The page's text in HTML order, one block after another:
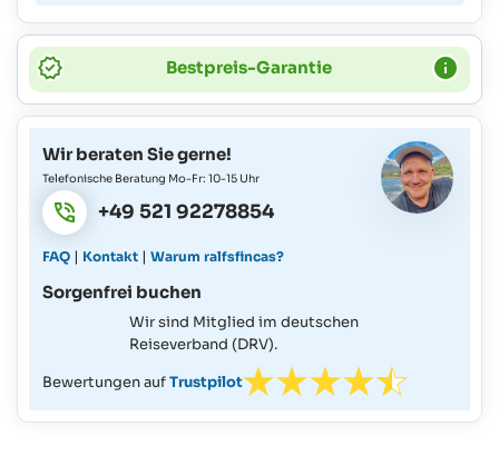
Bestpreis-Garantie
Wir beraten Sie gerne!
Telefonische Beratung Mo-Fr: 10-15 Uhr
+49 521 92278854
FAQ | Kontakt | Warum ralfsfincas?
Sorgenfrei buchen
Wir sind Mitglied im deutschen
Reiseverband (DRV).
Bewertungen aufTrustpilot